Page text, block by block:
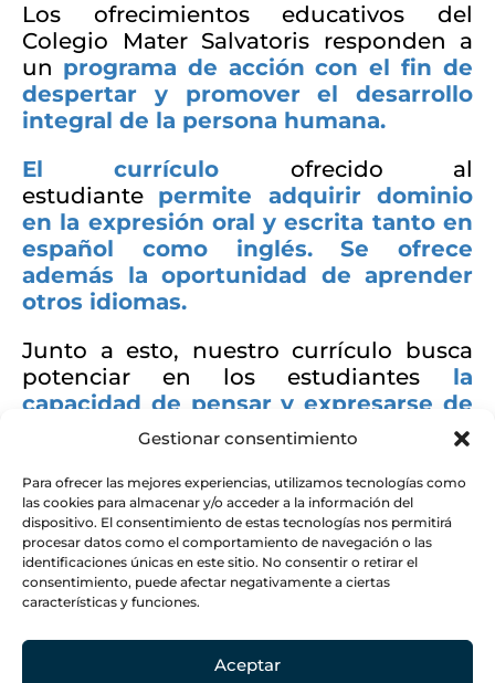
Gestionar consentimiento
Para ofrecer las mejores experiencias, utilizamos tecnologías como
las cookies para almacenar y/o acceder a la información del
dispositivo. El consentimiento de estas tecnologías nos permitirá
procesar datos como el comportamiento de navegación o las
identificaciones únicas en este sitio. No consentir o retirar el
consentimiento, puede afectar negativamente a ciertas
características y funciones.
Aceptar
Los ofrecimientos educativos del
Colegio Mater Salvatoris responden a
un programa de acción con el fin de
despertar y promover el desarrollo
integral de la persona humana.
El currículo
ofrecido al
estudiante permite adquirir dominio
en la expresión oral y escrita tanto en
español como inglés. Se ofrece
además la oportunidad de aprender
otros idiomas.
Junto a esto, nuestro currículo busca
potenciar en los estudiantes la
capacidad de pensar y expresarse de
manera creativa;desarrollar en ellos la
con soltura, seguridad y fluidez en
público, defender sus creencias y
argumentar con lógica y
convicción.Presenta conocimientos y
destrezas que el estudiante debe
adquirir, a lo largo de su escolaridad, en
distintasáreas curriculares
obligatorias o electivas.